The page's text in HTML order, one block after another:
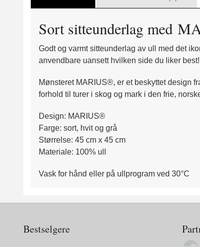
Sort sitteunderlag med
Godt og varmt sitteunderlag av ull med det
anvendbare uansett hvilken side du liker
MønsteretMARIUS®, er et beskyttet design
forhold til turer i skog og mark i den frie,
Design: MARIUS®
Farge: sort, hvit og grå
Størrelse: 45 cm x 45 cm
Materiale: 100% ull
Vask for hånd eller på ullprogram ved 30°C
Bestselgere